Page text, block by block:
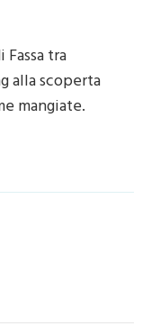
tra
alla scoperta
mangiate.